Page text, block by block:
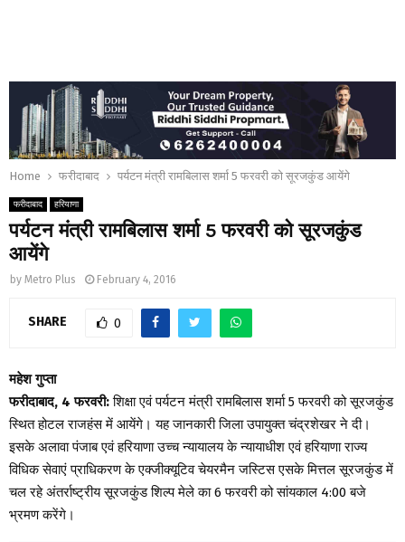
Home फरीदाबाद पर्यटन मंत्री रामबिलास शर्मा 5 फरवरी को सूरजकुंड आयेंगे
फरीदाबाद हरियाणा
पर्यटन मंत्री रामबिलास शर्मा 5 फरवरी को सूरजकुंड
आयेंगे
by Metro Plus February 4, 2016
SHARE 0
महेश गुप्ता
फरीदाबाद, 4 फरवरी:शिक्षा एवं पर्यटन मंत्री रामबिलास शर्मा 5 फरवरी को सूरजकुंड
स्थित होटल राजहंस में आयेंगे। यह जानकारी जिला उपायुक्त चंद्रशेखर ने दी।
इसके अलावा पंजाब एवं हरियाणा उच्च न्यायालय के न्यायाधीश एवं हरियाणा राज्य
विधिक सेवाएं प्राधिकरण के एक्जीक्यूटिव चेयरमैन जस्टिस एसके मित्तल सूरजकुंड में
चल रहे अंतर्राष्ट्रीय सूरजकुंड शिल्प मेले का 6 फरवरी को सांयकाल 4:00 बजे
भ्रमण करेंगे।